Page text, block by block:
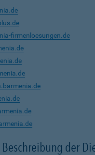
firmenloesungen.de
der